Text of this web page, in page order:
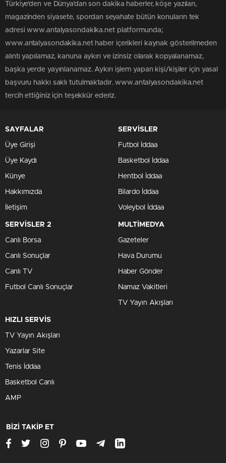
Türkiye'den ve Dünya’dan son dakika haberler, köşe yazıları,
magazinden siyasete, spordan seyahate bütün konuların tek
adresi www.antalyasondakika.net platformunda;
www.antalyasondakika.net haber içerikleri kaynak gösterilmeden
alıntı yapılamaz, kanuna aykırı ve izinsiz olarak kopyalanamaz,
başka yerde yayınlanamaz. Aykırı işlem yapan kişi/kişiler için yasal
başvuru hakkı saklı tutulmaktadır. www.antalyasondakika.net
tercih ettiğiniz için teşekkür ederiz.
SAYFALAR
Üye Girişi
Üye Kaydı
Künye
Hakkımızda
İletişim
SERVİSLER
Futbol İddaa
Basketbol İddaa
Hentbol İddaa
Bilardo İddaa
Voleybol İddaa
SERVİSLER 2
Canlı Borsa
Canlı Sonuçlar
Canlı TV
Futbol Canlı Sonuçlar
MULTİMEDYA
Gazeteler
Hava Durumu
Haber Gönder
Namaz Vakitleri
TV Yayın Akışları
HIZLI SERVİS
TV Yayın Akışları
Yazarlar Site
Tenis İddaa
Basketbol Canlı
AMP
BİZİ TAKİP ET